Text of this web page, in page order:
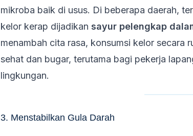
mikroba baik di usus. Di beberapa daerah,
kelor kerap dijadikan sayur pelengkap
menambah cita rasa, konsumsi kelor secara
sehat dan bugar, terutama bagi pekerja
lingkungan.
3. Menstabilkan Gula Darah